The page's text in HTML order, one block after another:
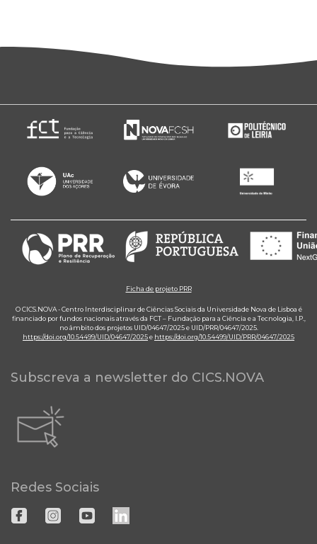
Ficha de projeto PRR
O CICS.NOVA - Centro Interdisciplinar de Ciências Sociais da Universidade Nova de Lisboa é
financiado por fundos nacionais através da FCT – Fundação para a Ciência e a Tecnologia, I.P.,
no âmbito dos projetos UID/04647/2025 e UID/PRR/04647/2025.
https://doi.org/10.54499/UID/04647/2025e https://doi.org/10.54499/UID/PRR/04647/2025
Subscreva a newsletter do CICS.NOVA
Redes Sociais